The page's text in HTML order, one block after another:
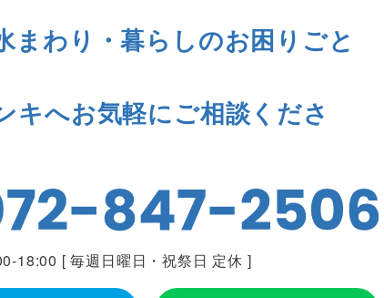
まわり・暮らしのお困りごと
キへお気軽にご相談くださ
18:00 [毎週日曜日・祝祭日 定休 ]